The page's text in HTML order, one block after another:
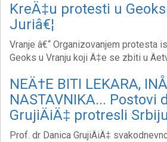
KreÄ‡u protesti u
Juriâ€¦
Vranje â€“ Organizovanjem protesta
Geoks u Vranju koji Ä‡e se zbiti u
NEÄ†E BITI LEKARA,
NASTAVNIKA... Postovi
GrujiÄiÄ‡ protresli Srbiju
Prof. dr Danica GrujiÄiÄ‡